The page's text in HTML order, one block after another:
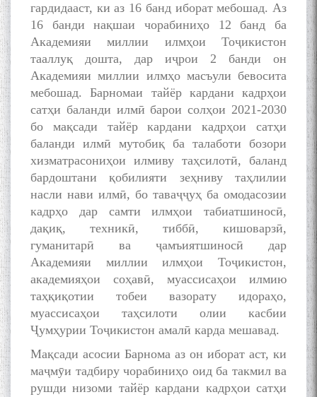
гардидааст, ки аз 16 банд иборат мебошад. Аз
16 банди нақшаи чорабиниҳо 12 банд ба
Академияи миллии илмҳои Тоҷикистон
тааллуқ дошта, дар иҷрои 2 банди он
Академияи миллии илмҳо масъули бевосита
мебошад. Барномаи тайёр кардани кадрҳои
сатҳи баланди илмӣ барои солҳои 2021-2030
бо мақсади тайёр кардани кадрҳои сатҳи
баланди илмӣ мутобиқ ба талаботи бозори
хизматрасониҳои илмиву таҳсилотӣ, баланд
бардоштани қобилияти зеҳниву таҳлилии
насли нави илмӣ, бо таваҷҷуҳ ба омодасозии
кадрҳо дар самти илмҳои табиатшиносӣ,
дақиқ, техникӣ, тиббӣ, кишоварзӣ,
гуманитарӣ ва ҷамъиятшиносӣ дар
Академияи миллии илмҳои Тоҷикистон,
академияҳои соҳавӣ, муассисаҳои илмию
таҳқиқотии тобеи вазорату идораҳо,
муассисаҳои таҳсилоти олии касбии
Ҷумҳурии Тоҷикистон амалӣ карда мешавад.
Мақсади асосии Барнома аз он иборат аст, ки
маҷмӯи тадбиру чорабиниҳо оид ба такмил ва
рушди низоми тайёр кардани кадрҳои сатҳи
Дар Академияи миллии
илмҳои Тоҷикистон бахшида
ба 100-солагии мунаққиду
адабиётшинос Соҳиб
Табаров ҳамоиши илмӣ-
назариявӣ баргузор гардид.
МАВЛОНО ҶАЛОЛИДДИНИ
БАЛХӢ БУЗУРГТАРИН
МУТАФАККИР ВА ОРИФИ
ЗАБОНУ АДАБИ ТОҶИК
به عبارت دیگر: گفتگو با مومن
قناعت Mumin Qanoat